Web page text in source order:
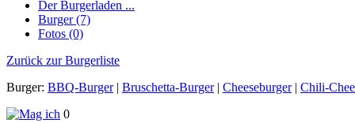
Der Burgerladen ...
Burger (7)
Fotos (0)
Zurück zur Burgerliste
Burger: BBQ-Burger | Bruschetta-Burger | Cheeseburger | Chili-
0